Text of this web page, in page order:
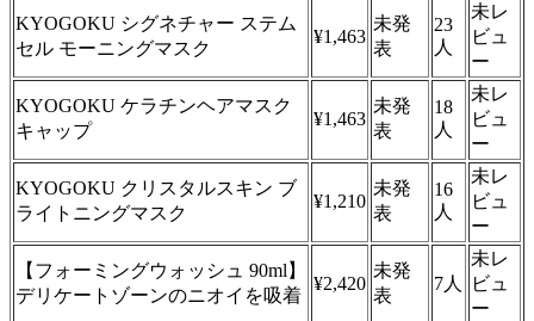
KYOGOKU シグネチャー ステム
セル モーニングマスク
¥1,463
未発
表
23
人
未レ
ビュ
ー
KYOGOKU ケラチンヘアマスク
キャップ
¥1,463
未発
表
18
人
未レ
ビュ
ー
KYOGOKU クリスタルスキン ブ
ライトニングマスク
¥1,210
未発
表
16
人
未レ
ビュ
ー
【フォーミングウォッシュ 90ml】
デリケートゾーンのニオイを吸着
¥2,420
未発
表
7人
未レ
ビュ
ー